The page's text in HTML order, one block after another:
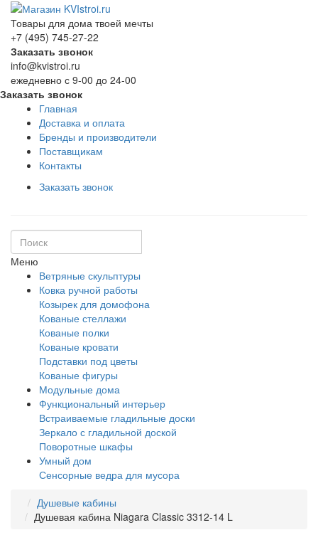
Товары для дома твоей мечты
+7 (495) 745-27-22
Заказать звонок
info@kvistroi.ru
ежедневно с 9-00 до 24-00
Заказать звонок
Главная
Доставка и оплата
Бренды и производители
Поставщикам
Контакты
Заказать звонок
Меню
Ветряные скульптуры
Ковка ручной работы
Козырек для домофона
Кованые стеллажи
Кованые полки
Кованые кровати
Подставки под цветы
Кованые фигуры
Модульные дома
Функциональный интерьер
Встраиваемые гладильные доски
Зеркало с гладильной доской
Поворотные шкафы
Умный дом
Сенсорные ведра для мусора
Душевые кабины
Душевая кабина Niagara Classic 3312-14 L